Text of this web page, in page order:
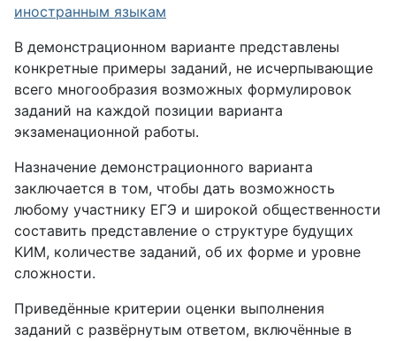
иностранным языкам
В демонстрационном варианте представлены
конкретные примеры заданий, не исчерпывающие
всего многообразия возможных формулировок
заданий на каждой позиции варианта
экзаменационной работы.
Назначение демонстрационного варианта
заключается в том, чтобы дать возможность
любому участнику ЕГЭ и широкой общественности
составить представление о структуре будущих
КИМ, количестве заданий, об их форме и уровне
сложности.
Приведённые критерии оценки выполнения
заданий с развёрнутым ответом, включённые в